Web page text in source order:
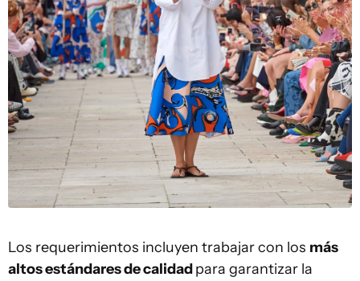
Los requerimientos incluyen trabajar con los más
altos estándares de calidadpara garantizar la